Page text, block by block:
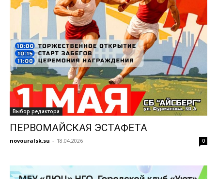
Выбор редактора
ПЕРВОМАЙСКАЯ ЭСТАФЕТА
novouralsk.su - 18.04.2026 0